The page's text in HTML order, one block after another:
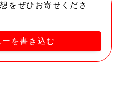
をぜひお寄せくださ
を書き込む